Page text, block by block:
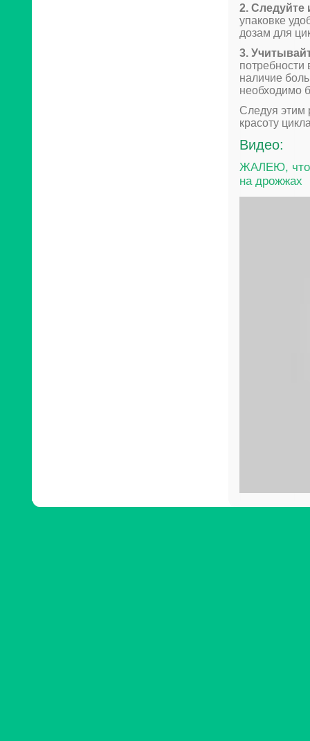
2. Следуйте
упаковке
дозам для
3.
потребности
наличие
необходимо
Следуя этим
красоту
Видео:
ЖАЛЕЮ, что
на дрожжах